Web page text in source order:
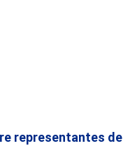
representantes de